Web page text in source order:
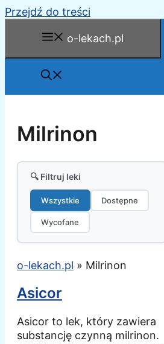
Przejdź do treści
o-lekach.pl
Milrinon
🔍 Filtruj leki
Wszystkie Dostępne
Wycofane
o-lekach.pl » Milrinon
Asicor
Asicor to lek, który zawiera
substancję czynną milrinon.